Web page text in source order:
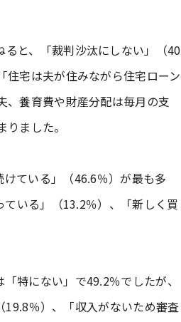
ると、「裁判沙汰にしない」（40
宅は夫が住みながら住宅ローン
、養育費や財産分配は毎月の支
ました。
ている」（46.6％）が最も多
いる」（13.2％）、「新しく買
特にない」で49.2％でしたが、
19.8％）、「収入がないため審査